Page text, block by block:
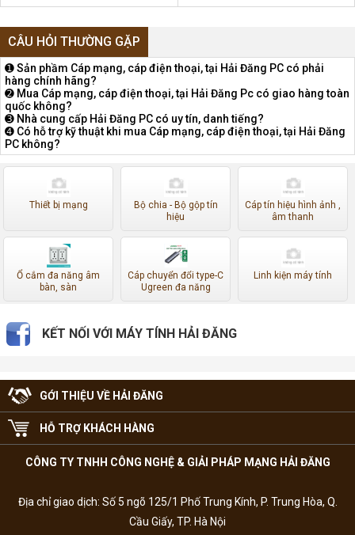
CÂU HỎI THƯỜNG GẶP
➊ Sản phầm Cáp mạng, cáp điện thoại, tại Hải Đăng PC có phải
hàng chính hãng?
➋ Mua Cáp mạng, cáp điện thoại, tại Hải Đăng Pc có giao hàng toàn
quốc không?
➌ Nhà cung cấp Hải Đăng PC có uy tín, danh tiếng?
➍ Có hỗ trợ kỹ thuật khi mua Cáp mạng, cáp điện thoại, tại Hải Đăng
PC không?
Thiết bị mạng
Bộ chia - Bộ gộp tín
hiệu
Cáp tín hiệu hình ảnh ,
âm thanh
Ổ cắm đa năng âm
bàn, sàn
Cáp chuyển đổi type-C
Ugreen đa năng
Linh kiện máy tính
KẾT NỐI VỚI MÁY TÍNH HẢI ĐĂNG
GỚI THIỆU VỀ HẢI ĐĂNG
HỖ TRỢ KHÁCH HÀNG
CÔNG TY TNHH CÔNG NGHỆ & GIẢI PHÁP MẠNG HẢI ĐĂNG
Địa chỉ giao dịch: Số 5 ngõ 125/1 Phố Trung Kính, P. Trung Hòa, Q.
Cầu Giấy, TP. Hà Nội